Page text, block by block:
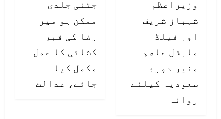
وزیراعظم
شہباز شریف
اور فیلڈ
مارشل عاصم
منیر دورۂ
سعودیہ کیلئے
روانہ
جتنی جلدی
ممکن ہو میر
رضا کی قبر
کشائی کا عمل
مکمل کیا
جائے، عدالت